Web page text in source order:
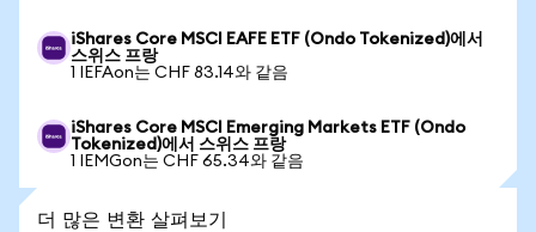
iShares Core MSCI EAFE ETF (Ondo Tokenized)에서
스위스 프랑
1 IEFAon는 CHF 83.14와 같음
iShares Core MSCI Emerging Markets ETF (Ondo
Tokenized)에서 스위스 프랑
1 IEMGon는 CHF 65.34와 같음
더 많은 변환 살펴보기